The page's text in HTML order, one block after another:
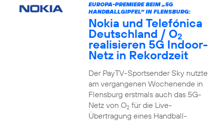
EUROPA-PREMIERE BEIM „5G
HANDBALLGIPFEL“ IN FLENSBURG:
Nokia und Telefónica
Deutschland / O2
realisieren 5G Indoor-
Netz in Rekordzeit
Der PayTV-Sportsender Sky nutzte
am vergangenen Wochenende in
Flensburg erstmals auch das 5G-
Netz von O2für die Live-
Übertragung eines Handball-